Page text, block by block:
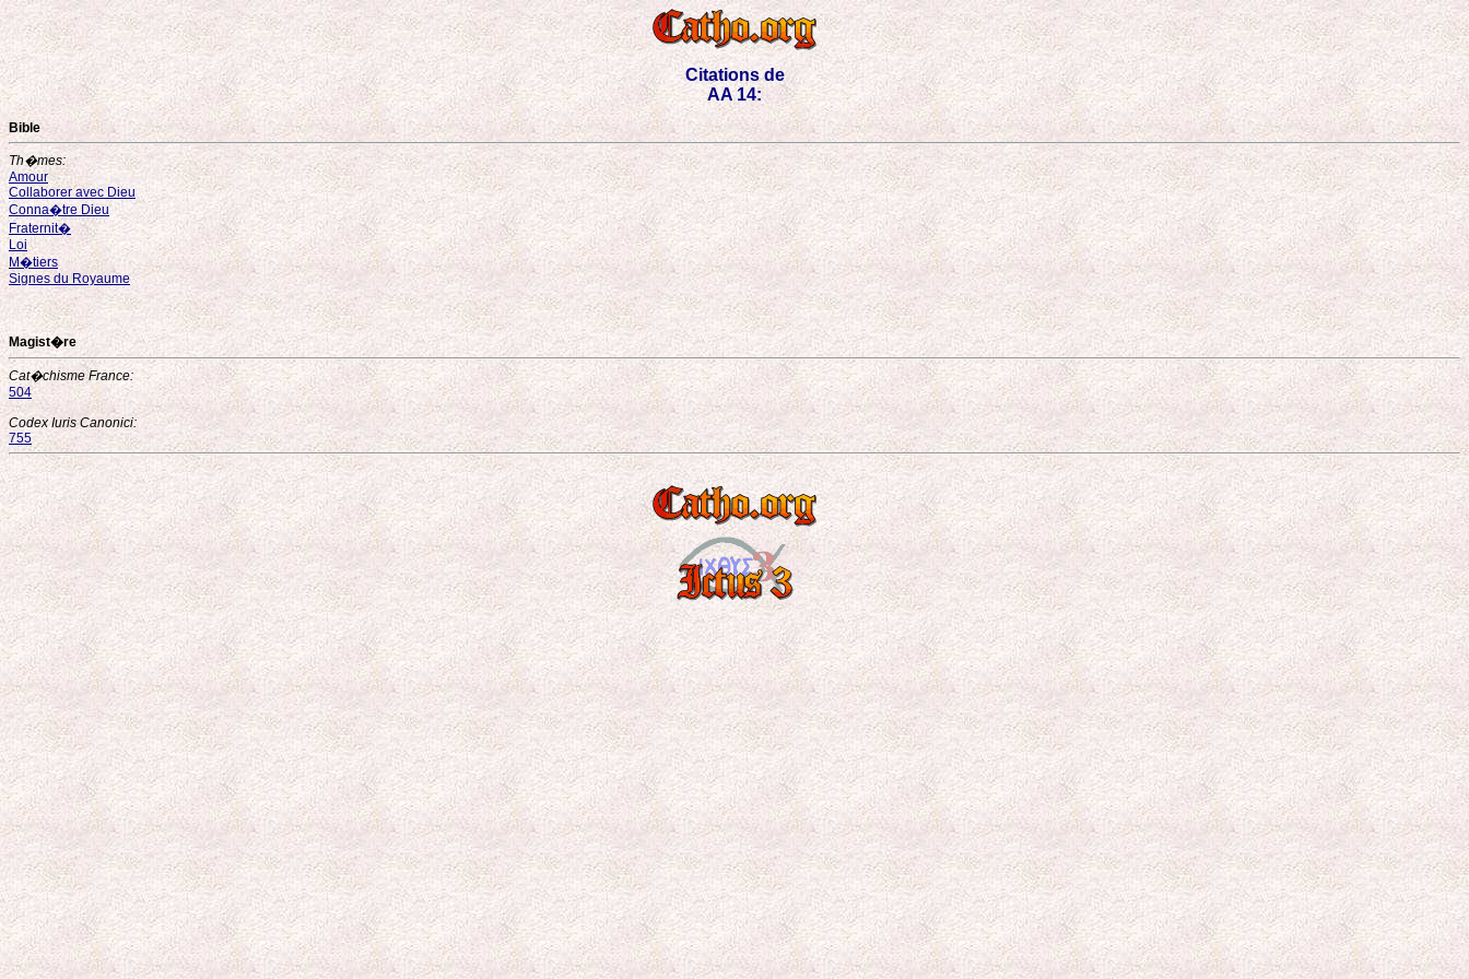
Citations de
AA 14:
Bible
Th�mes:
Amour
Collaborer avec Dieu
Conna�tre Dieu
Fraternit�
Loi
M�tiers
Signes du Royaume
Magist�re
Cat�chisme France:
504
Codex Iuris Canonici:
755